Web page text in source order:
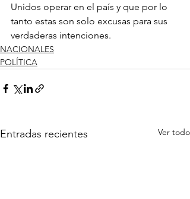
Unidos operar en el país y que por lo
tanto estas son solo excusas para sus
verdaderas intenciones.
NACIONALES
POLÍTICA
Entradas recientes Ver todo